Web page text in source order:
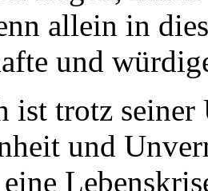
allein in
und
ist trotz
und